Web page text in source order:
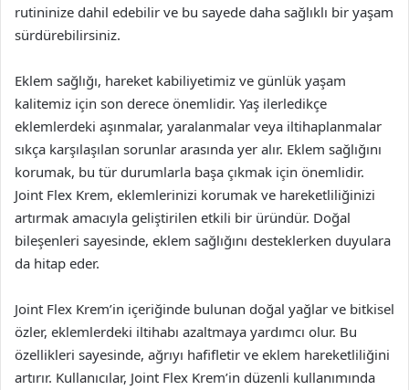
rutininize dahil edebilir ve bu sayede daha sağlıklı bir yaşam
sürdürebilirsiniz.
Eklem sağlığı, hareket kabiliyetimiz ve günlük yaşam
kalitemiz için son derece önemlidir. Yaş ilerledikçe
eklemlerdeki aşınmalar, yaralanmalar veya iltihaplanmalar
sıkça karşılaşılan sorunlar arasında yer alır. Eklem sağlığını
korumak, bu tür durumlarla başa çıkmak için önemlidir.
Joint Flex Krem, eklemlerinizi korumak ve hareketliliğinizi
artırmak amacıyla geliştirilen etkili bir üründür. Doğal
bileşenleri sayesinde, eklem sağlığını desteklerken duyulara
da hitap eder.
Joint Flex Krem’in içeriğinde bulunan doğal yağlar ve bitkisel
özler, eklemlerdeki iltihabı azaltmaya yardımcı olur. Bu
özellikleri sayesinde, ağrıyı hafifletir ve eklem hareketliliğini
artırır. Kullanıcılar, Joint Flex Krem’in düzenli kullanımında